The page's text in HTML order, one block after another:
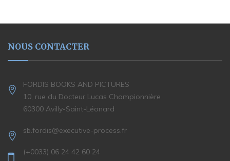
NOUS CONTACTER
FORDIS BOOKS AND PICTURES
10, rue du Docteur Lucas Championnière
60300 Avilly-Saint-Léonard
sb.fordis@executive-process.fr
(+0033) 06 24 42 60 24